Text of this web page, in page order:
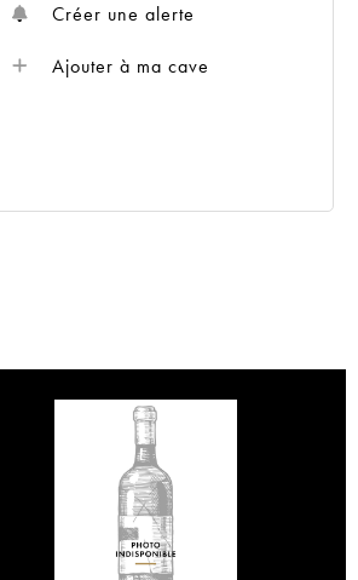
Créer une alerte
Ajouter à ma cave